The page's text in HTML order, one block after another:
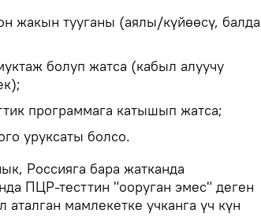
жакын тууганы (аялы/күйөөсү,
болуп жатса (кабыл алуучу
программага катышып жатса;
уруксаты болсо.
Россияга бара жатканда
ПЦР-тесттин "ооруган эмес" деген
мамлекетке учканга үч күн